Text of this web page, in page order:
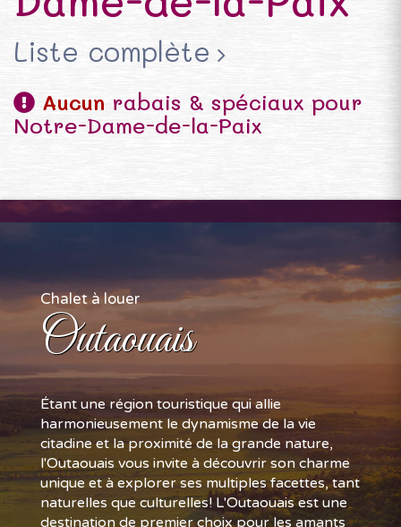
Liste complète
Aucun rabais & spéciaux pour
Notre-Dame-de-la-Paix
Chalet à louer
Outaouais
Étant une région touristique qui allie
harmonieusement le dynamisme de la vie
citadine et la proximité de la grande nature,
l'Outaouais vous invite à découvrir son charme
unique et à explorer ses multiples facettes, tant
naturelles que culturelles! L'Outaouais est une
destination de premier choix pour les amants